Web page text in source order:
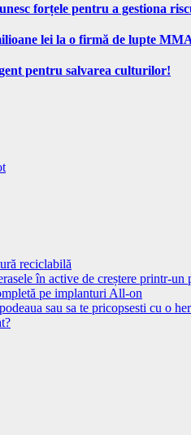
forțele pentru a gestiona
lei la o firmă de lupte
pentru salvarea culturilor!
reciclabilă
în active de creștere printr-
pe implanturi All-on
sau sa te pricopsesti cu o